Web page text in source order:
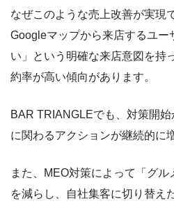
なぜこのような売上改善が実現
Googleマップから来店するユー
い」という明確な来店意図を持
約率が高い傾向があります。
BAR TRIANGLEでも、対策開
に関わるアクションが継続的に
また、MEO対策によって「グ
を減らし、自社集客に切り替え